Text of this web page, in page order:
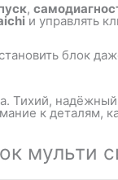
,
и управлять
блок
к деталям,
мульти